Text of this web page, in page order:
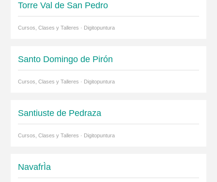
Torre Val de San Pedro
Cursos, Clases y Talleres · Digitopuntura
Santo Domingo de Pirón
Cursos, Clases y Talleres · Digitopuntura
Santiuste de Pedraza
Cursos, Clases y Talleres · Digitopuntura
NavafrÌa